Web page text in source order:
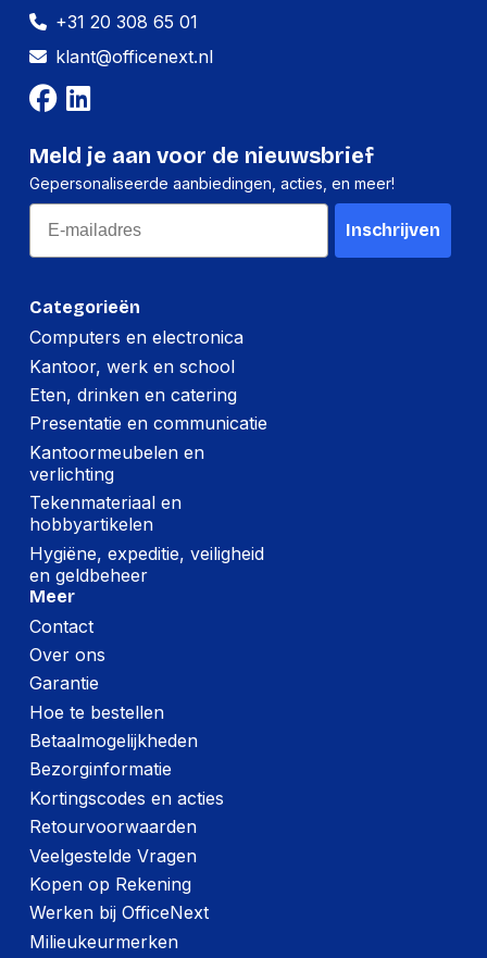
(Buitenste)
hoofdverpakking
(Buitenste)
lengte
(Buitenste)
hoofdverpakking
breedte
Technische details
Certificaten van
naleving
Amerikaanse
Federale wet inzake
handelsovereenkomsten
(TAA)
Verpakking
Diepte verpakking
Hoogte verpakking
55 mm
Breedte verpakking
Gewicht verpakking
Gebruikershandleiding
Kabelkoord met
klittenband
Categorieën
Computers en electronica
Kantoor, werk en school
Eten, drinken en catering
Presentatie en communicatie
Kantoormeubelen en
verlichting
Tekenmateriaal en
hobbyartikelen
Hygiëne, expeditie, veiligheid
en geldbeheer
Meer
Contact
Over ons
Garantie
Hoe te bestellen
Betaalmogelijkheden
Bezorginformatie
Kortingscodes en acties
Retourvoorwaarden
Veelgestelde Vragen
Kopen op Rekening
Werken bij OfficeNext
Milieukeurmerken
+31 20 308 65 01
klant@officenext.nl
Meld je aan voor de nieuwsbrief
Gepersonaliseerde aanbiedingen, acties, en meer!
Email
Inschrijven